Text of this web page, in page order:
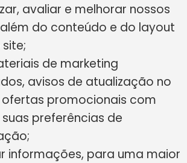
avaliar e melhorar nossos
do conteúdo e do layout
de marketing
avisos de atualização no
ofertas promocionais com
preferências de
informações, para uma maior